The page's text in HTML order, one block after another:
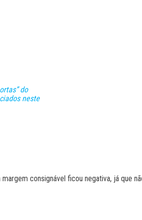
do
neste
consignável ficou negativa, já que